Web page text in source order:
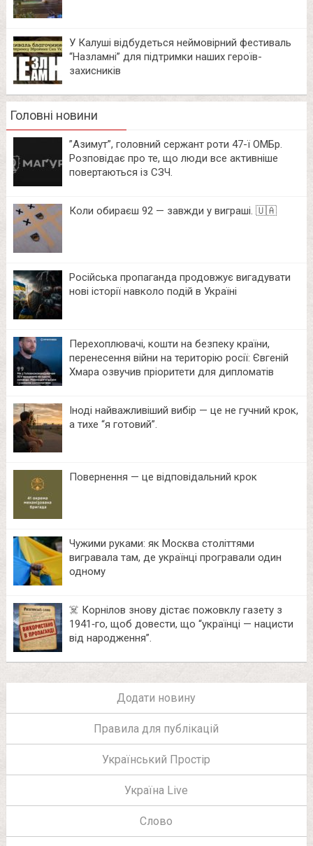
У Калуші відбудеться неймовірний фестиваль
“Назламні” для підтримки наших героїв-
захисників
Головні новини
⁨”Азимут”, головний сержант роти 47-ї ОМБр.
Розповідає про те, що люди все активніше
повертаються із СЗЧ.
Коли обираєш 92 — завжди у виграші. 🇺🇦
Російська пропаганда продовжує вигадувати
нові історії навколо подій в Україні
Перехоплювачі, кошти на безпеку країни,
перенесення війни на територію росії: Євгеній
Хмара озвучив пріоритети для дипломатів
Іноді найважливіший вибір — це не гучний крок,
а тихе “я готовий”.
Повернення — це відповідальний крок
Чужими руками: як Москва століттями
вигравала там, де українці програвали один
одному
☠️ Корнілов знову дістає пожовклу газету з
1941‑го, щоб довести, що “українці — нацисти
від народження”.
Додати новину
Правила для публікацій
Український Простір
Україна Live
Слово